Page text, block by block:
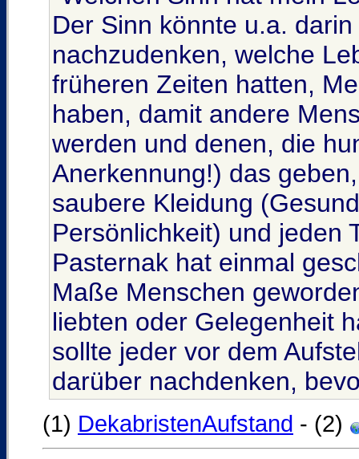
Der Sinn könnte u.a.
nachzudenken, welche
früheren Zeiten hatten,
haben, damit andere
werden und denen, die
Anerkennung!) das
saubere Kleidung
Persönlichkeit) und jeden
Pasternak hat einmal
Maße Menschen
liebten oder Gelegenheit
sollte jeder vor dem
darüber nachdenken,
(1) DekabristenAufstand - (2)